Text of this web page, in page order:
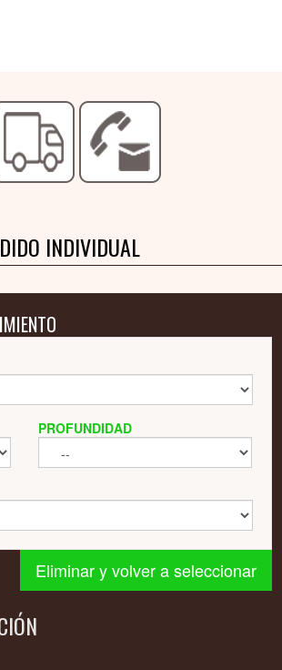
INDIVIDUAL
PROFUNDIDAD
Eliminar y volver a seleccionar